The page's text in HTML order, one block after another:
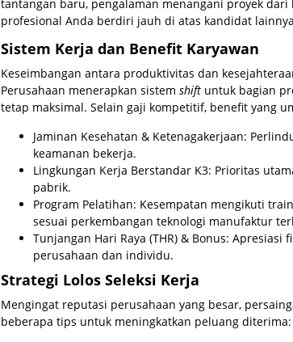
tantangan baru, pengalaman menangani proyek
profesional Anda berdiri jauh di atas kandidat
Sistem Kerja dan Benefit Karyawan
Keseimbangan antara produktivitas dan
Perusahaan menerapkan sistem shift untuk bagian
tetap maksimal. Selain gaji kompetitif, benefit yang
Jaminan Kesehatan & Ketenagakerjaan:
keamanan bekerja.
Lingkungan Kerja Berstandar K3: Prioritas
pabrik.
Program Pelatihan: Kesempatan mengikuti
sesuai perkembangan teknologi manufaktur
Tunjangan Hari Raya (THR) & Bonus:
perusahaan dan individu.
Strategi Lolos Seleksi Kerja
Mengingat reputasi perusahaan yang besar,
beberapa tips untuk meningkatkan peluang diterima: